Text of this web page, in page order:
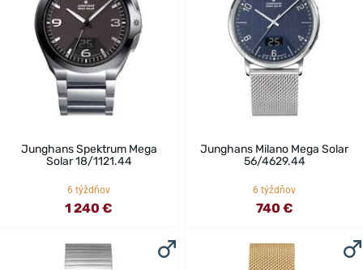
Junghans Spektrum Mega
Solar 18/1121.44
6 týždňov
1 240 €
Junghans Milano Mega Solar
56/4629.44
6 týždňov
740 €